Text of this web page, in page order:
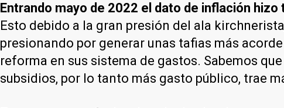
Entrando mayo de 2022 el dato de inflación
Esto debido a la gran presión del ala
presionando por generar unas tafias más
reforma en sus sistema de gastos. Sabemos
subsidios, por lo tanto más gasto público, trae